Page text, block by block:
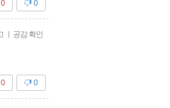
0
0
| 공감 확인
0
0